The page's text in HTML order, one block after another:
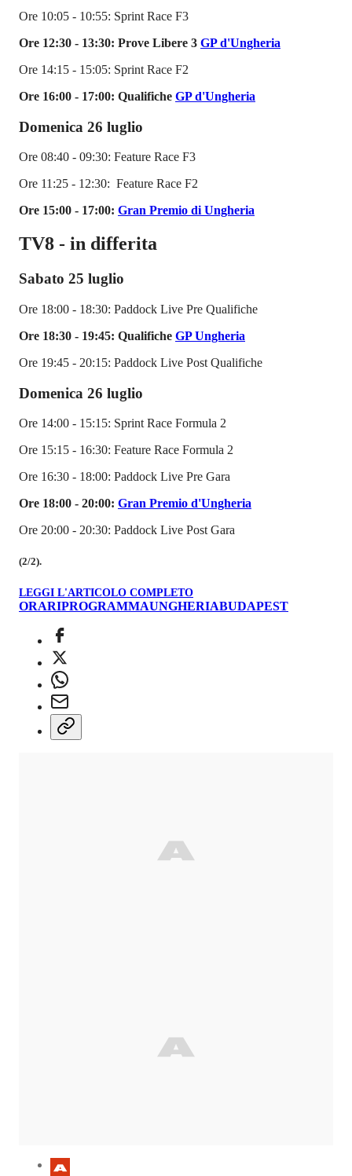
Ore 10:05 - 10:55: Sprint Race F3
Ore 12:30 - 13:30: Prove Libere 3 GP d'Ungheria
Ore 14:15 - 15:05: Sprint Race F2
Ore 16:00 - 17:00: Qualifiche GP d'Ungheria
Domenica 26 luglio
Ore 08:40 - 09:30: Feature Race F3
Ore 11:25 - 12:30: Feature Race F2
Ore 15:00 - 17:00: Gran Premio di Ungheria
TV8 - in differita
Sabato 25 luglio
Ore 18:00 - 18:30: Paddock Live Pre Qualifiche
Ore 18:30 - 19:45: Qualifiche GP Ungheria
Ore 19:45 - 20:15: Paddock Live Post Qualifiche
Domenica 26 luglio
Ore 14:00 - 15:15: Sprint Race Formula 2
Ore 15:15 - 16:30: Feature Race Formula 2
Ore 16:30 - 18:00: Paddock Live Pre Gara
Ore 18:00 - 20:00: Gran Premio d'Ungheria
Ore 20:00 - 20:30: Paddock Live Post Gara
(2/2).
LEGGI L'ARTICOLO COMPLETO
ORARIPROGRAMMAUNGHERIABUDAPEST